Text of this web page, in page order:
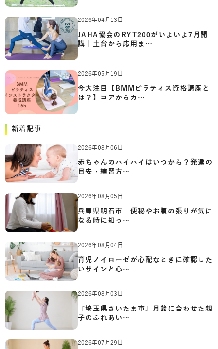
2026年04月13日
JAHA協会のRYT200がいよいよ7月開
講｜土台から応用ま…
2026年05月19日
今大注目【BMMピラティス資格講座と
は？】コアからカ…
新着記事
2026年08月06日
赤ちゃんのハイハイはいつから？発達の
目安・練習方…
2026年08月05日
兵庫県明石市「便秘やお腹の張りが気に
なる時に知っ…
2026年08月04日
育児ノイローゼが心配なときに確認した
いサインと心…
2026年08月03日
『埼玉県さいたま市』月齢に合わせた親
子のふれあい…
2026年07月29日